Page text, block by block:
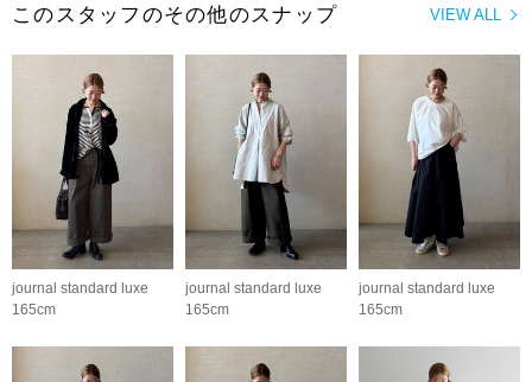
VIEW ALL
このスタッフのその他のスナップ
journal standard luxe
165cm
journal standard luxe
165cm
journal standard luxe
165cm